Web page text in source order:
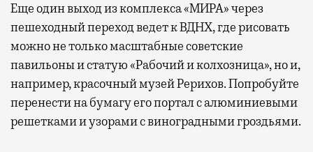
Еще один выход из комплекса «МИРА» через
пешеходный переход ведет к ВДНХ, где рисовать
можно не только масштабные советские
павильоны и статую «Рабочий и колхозница», но и,
например, красочный музей Рерихов. Попробуйте
перенести на бумагу его портал с алюминиевыми
решетками и узорами с виноградными гроздьями.